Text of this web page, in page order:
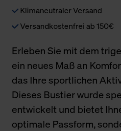
Klimaneutraler Versand
Versandkostenfrei ab 150€
Erleben Sie mit dem
ein neues Maß an
das Ihre sportlichen
Dieses Bustier wurde
entwickelt und bietet
optimale Passform,